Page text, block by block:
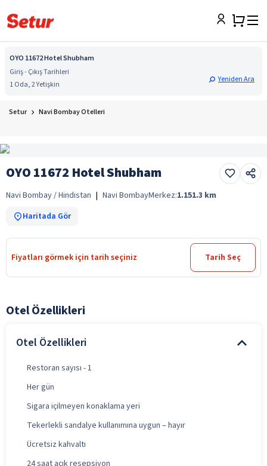
OYO 11672 Hotel Shubham
Giriş - Çıkış Tarihleri
1 Oda, 2 Yetişkin
Yeniden Ara
Setur Navi Bombay Otelleri
OYO 11672 Hotel Shubham
Navi Bombay / Hindistan | Navi BombayMerkez:1.151.3 km
Haritada Gör
Fiyatları görmek için tarih seçiniz Tarih Seç
Otel Özellikleri
Otel Özellikleri
Restoran sayısı - 1
Her gün
Sigara içilmeyen konaklama yeri
Tekerlekli sandalye kullanımına uygun – hayır
Ücretsiz kahvaltı
24 saat açık resepsiyon